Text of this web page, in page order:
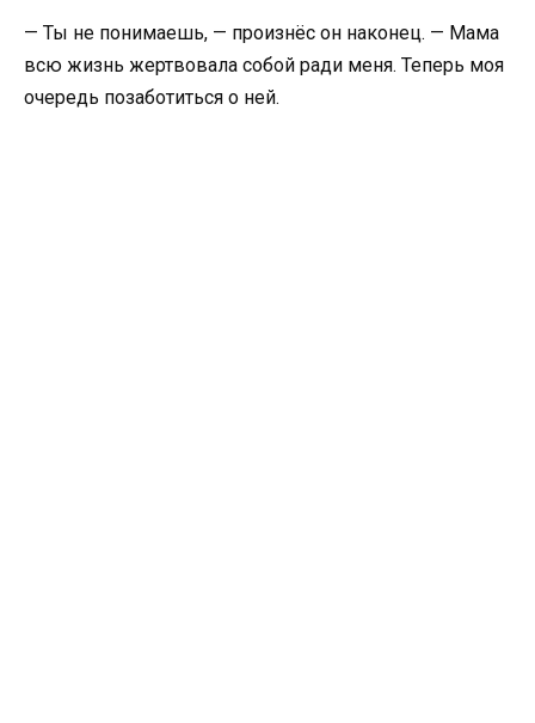
— Ты не понимаешь, — произнёс он наконец. — Мама
всю жизнь жертвовала собой ради меня. Теперь моя
очередь позаботиться о ней.